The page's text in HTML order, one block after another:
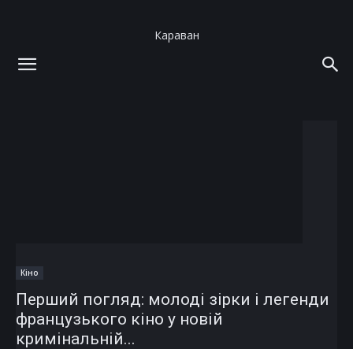
Караван
Кіно
Перший погляд: молоді зірки і легенди
французького кіно у новій
кримінальній...